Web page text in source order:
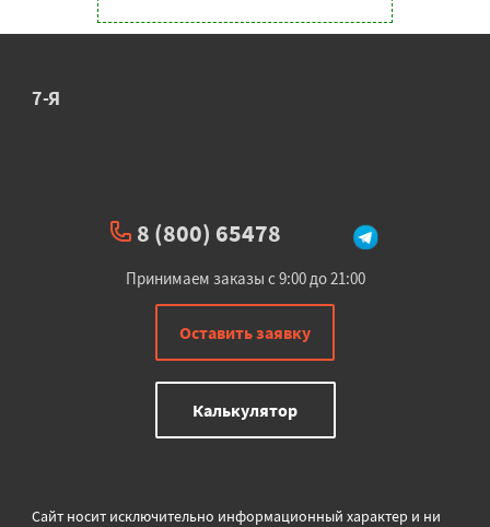
7-Я
8 (800) 65478
Принимаем заказы с 9:00 до 21:00
Оставить заявку
Калькулятор
Сайт носит исключительно информационный характер и ни